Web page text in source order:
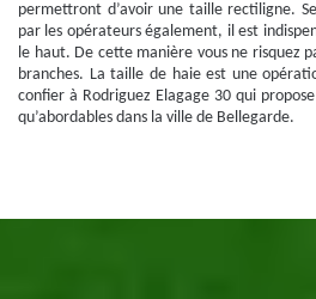
permettront d’avoir une taille rectiligne.
par les opérateurs également, il est
le haut. De cette manière vous ne risquez
branches. La taille de haie est une
confier à Rodriguez Elagage 30 qui
qu’abordables dans la ville de Bellegarde.